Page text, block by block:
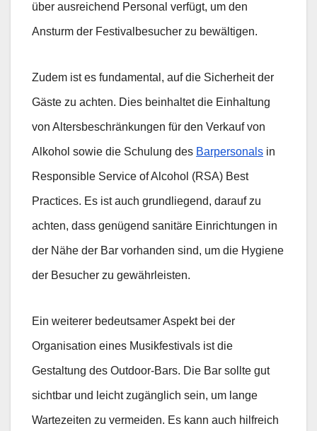
über ausreichend Personal verfügt, um den
Ansturm der Festivalbesucher zu bewältigen.
Zudem ist es fundamental, auf die Sicherheit der
Gäste zu achten. Dies beinhaltet die Einhaltung
von Altersbeschränkungen für den Verkauf von
Alkohol sowie die Schulung des Barpersonals in
Responsible Service of Alcohol (RSA) Best
Practices. Es ist auch grundliegend, darauf zu
achten, dass genügend sanitäre Einrichtungen in
der Nähe der Bar vorhanden sind, um die Hygiene
der Besucher zu gewährleisten.
Ein weiterer bedeutsamer Aspekt bei der
Organisation eines Musikfestivals ist die
Gestaltung des Outdoor-Bars. Die Bar sollte gut
sichtbar und leicht zugänglich sein, um lange
Wartezeiten zu vermeiden. Es kann auch hilfreich